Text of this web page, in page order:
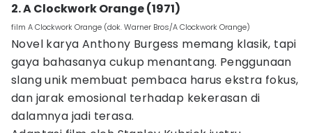
2. A Clockwork Orange (1971)
film A Clockwork Orange (dok. Warner Bros/A Clockwork Orange)
Novel karya Anthony Burgess memang klasik, tapi
gaya bahasanya cukup menantang. Penggunaan
slang unik membuat pembaca harus ekstra fokus,
dan jarak emosional terhadap kekerasan di
dalamnya jadi terasa.